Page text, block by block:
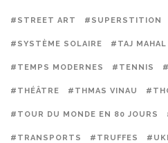
#STREET ART #SUPERSTITION
#SYSTÈME SOLAIRE #TAJ MAHAL
#TEMPS MODERNES #TENNIS
#THÉÂTRE #THMAS VINAU
#TOUR DU MONDE EN 80 JOURS
#TRANSPORTS #TRUFFES